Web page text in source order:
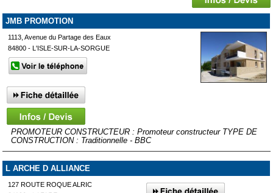
JMB PROMOTION
1113, Avenue du Partage des Eaux
84800 - L'ISLE-SUR-LA-SORGUE
PROMOTEUR CONSTRUCTEUR : Promoteur constructeur TYPE DE
CONSTRUCTION : Traditionnelle - BBC
L ARCHE D ALLIANCE
127 ROUTE ROQUE ALRIC